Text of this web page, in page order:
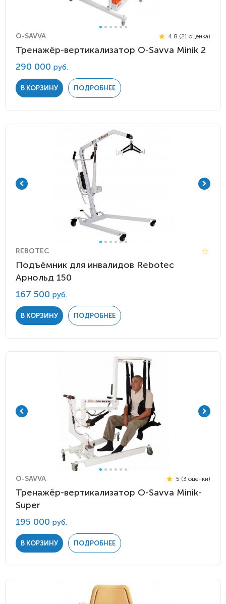
O-SAVVA 4.8 (21 оценка)
Тренажёр-вертикализатор O-Savva Minik 2
290 000 руб.
В КОРЗИНУ ПОДРОБНЕЕ
REBOTEC
Подъёмник для инвалидов Rebotec
Арнольд 150
167 500 руб.
В КОРЗИНУ ПОДРОБНЕЕ
O-SAVVA 5 (3 оценки)
Тренажёр-вертикализатор O-Savva Minik-
Super
195 000 руб.
В КОРЗИНУ ПОДРОБНЕЕ